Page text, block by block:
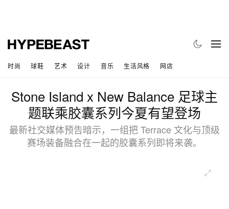
时尚 球鞋 艺术 设计 音乐 生活风格 网店
Stone Island x New Balance 足球主
题联乘胶囊系列今夏有望登场
最新社交媒体预告暗示，一组把 Terrace 文化与顶级
赛场装备融合在一起的胶囊系列即将来袭。